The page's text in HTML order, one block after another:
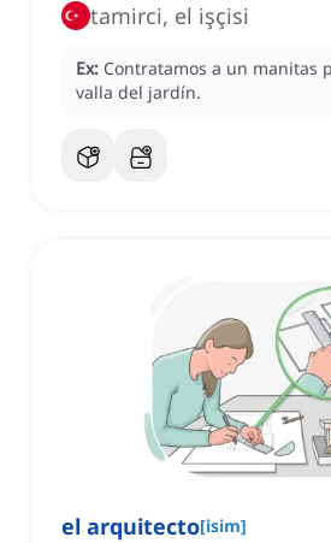
tamirci, el işçisi
Ex: Contratamos a un manitas
valla del jardín.
el arquitecto[isim]